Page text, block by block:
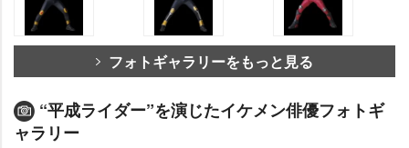
フォトギャラリーをもっと見る
“平成ライダー”を演じたイケメン俳優フォトギ
ャラリー